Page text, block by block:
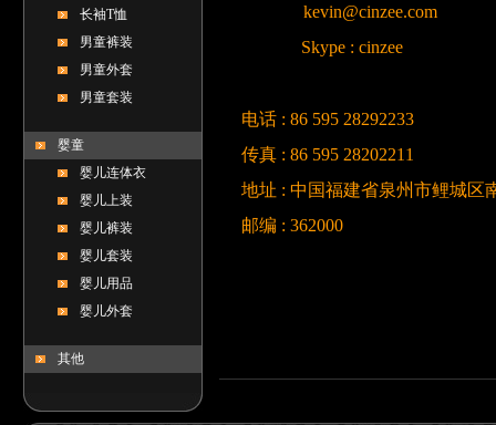
长袖T恤
男童裤装
男童外套
男童套装
婴童
婴儿连体衣
婴儿上装
婴儿裤装
婴儿套装
婴儿用品
婴儿外套
其他
kevin@cinzee.com
Skype : cinzee
电话 : 86 595 28292233
传真 : 86 595 28202211
地址 : 中国福建省泉州市鲤城区
邮编 : 362000